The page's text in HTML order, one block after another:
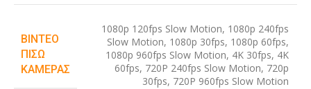
ΒΊΝΤΕΟ
ΠΊΣΩ
ΚΆΜΕΡΑΣ
1080p 120fps Slow Motion, 1080p 240fps
Slow Motion, 1080p 30fps, 1080p 60fps,
1080p 960fps Slow Motion, 4K 30fps, 4K
60fps, 720P 240fps Slow Motion, 720p
30fps, 720P 960fps Slow Motion